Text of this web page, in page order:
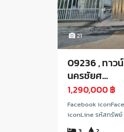
21
09236 , ทาว
นครชัยศ...
1,290,000 ฿
Facebook
iconLine รหัสทรัพย์